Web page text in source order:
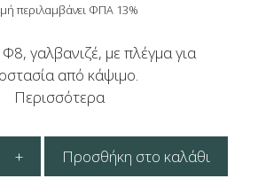
περιλαμβάνει ΦΠΑ 13%
γαλβανιζέ, με πλέγμα για
από κάψιμο.
Περισσότερα
+ Προσθήκη στο καλάθι